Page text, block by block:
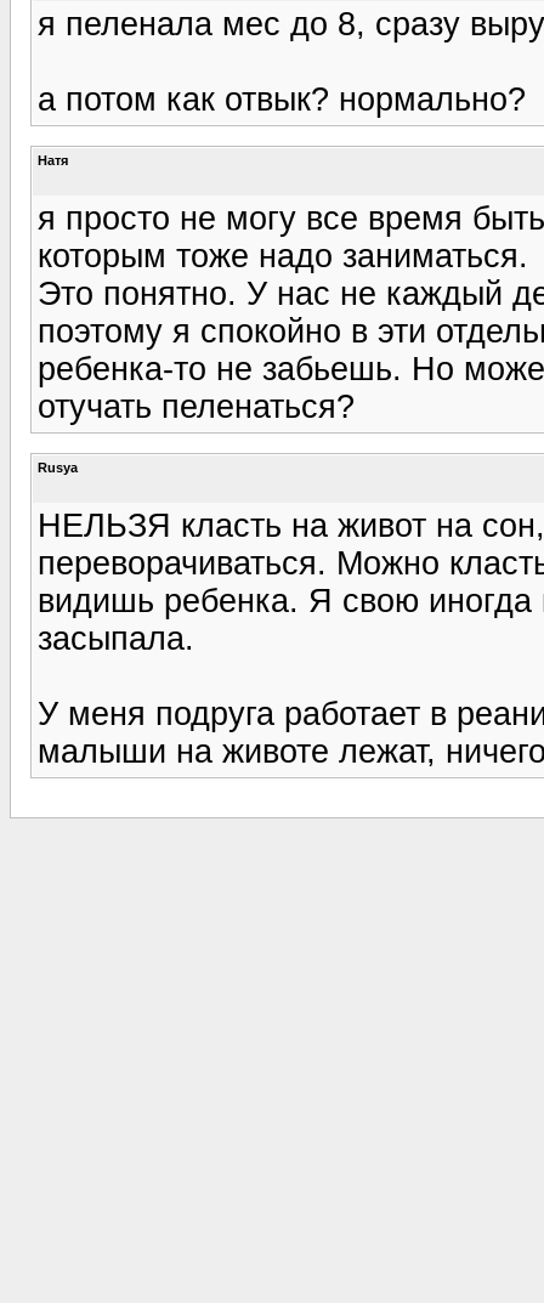
я пеленала мес до 8, сразу
а потом как отвык? нормально?
Натя
я просто не могу все время
которым тоже надо заниматься.
Это понятно. У нас не каждый
поэтому я спокойно в эти
ребенка-то не забьешь. Но
отучать пеленаться?
Rusya
НЕЛЬЗЯ класть на живот на
переворачиваться. Можно
видишь ребенка. Я свою
засыпала.
У меня подруга работает в
малыши на животе лежат,